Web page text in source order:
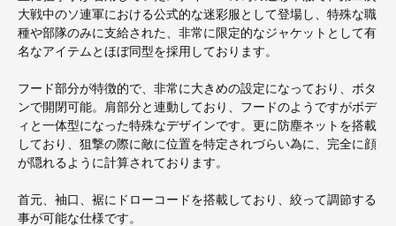
大戦中のソ連軍における公式的な迷彩服として登場し、特殊な職
種や部隊のみに支給された、非常に限定的なジャケットとして有
名なアイテムとほぼ同型を採用しております。
フード部分が特徴的で、非常に大きめの設定になっており、ボタ
ンで開閉可能。肩部分と連動しており、フードのようですがボデ
ィと一体型になった特殊なデザインです。更に防塵ネットを搭載
しており、狙撃の際に敵に位置を特定されづらい為に、完全に顔
が隠れるように計算されております。
首元、袖口、裾にドローコードを搭載しており、絞って調節する
事が可能な仕様です。